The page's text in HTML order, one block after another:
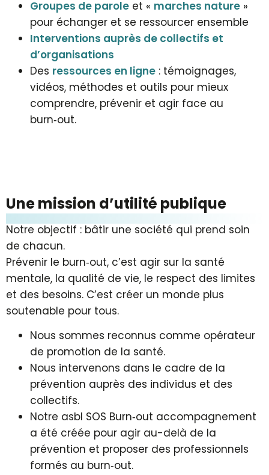
Groupes de parole et « marches nature »
pour échanger et se ressourcer ensemble
Interventions auprès de collectifs et
d’organisations
Des ressources en ligne : témoignages,
vidéos, méthodes et outils pour mieux
comprendre, prévenir et agir face au
burn‑out.
Une mission d’utilité publique
Notre objectif : bâtir une société qui prend soin
de chacun.
Prévenir le burn‑out, c’est agir sur la santé
mentale, la qualité de vie, le respect des limites
et des besoins. C’est créer un monde plus
soutenable pour tous.
Nous sommes reconnus comme opérateur
de promotion de la santé.
Nous intervenons dans le cadre de la
prévention auprès des individus et des
collectifs.
Notre asbl SOS Burn‑out accompagnement
a été créée pour agir au-delà de la
prévention et proposer des professionnels
formés au burn‑out.